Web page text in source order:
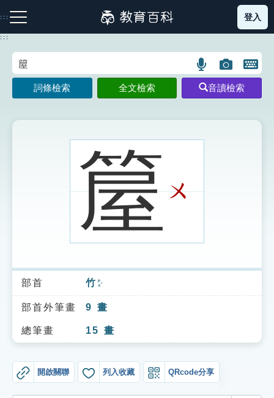
到
主
:::
注音索引圖示 筆畫索引圖示 部首索引表圖示
索引選單
知識索引
單字索引
登入
:::
語
言
搜
示
圖
片
搜
開
鍵
圖
詞條檢索 全文檢索 音讀檢索
箼ㄨ
部首 竹 ㄓㄨˊ
部首外筆畫 9 畫
總筆畫 15 畫
開啟關聯 列入收藏 QRcode分享